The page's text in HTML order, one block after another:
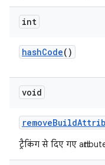
int
hashCode()
void
removeBuild
ट्रैकिंग से दिए गए